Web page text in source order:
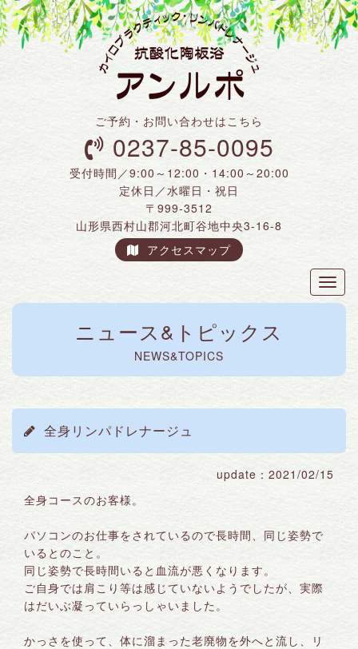
ご予約・お問い合わせはこちら
0237-85-0095
受付時間／9:00～12:00・14:00～20:00
定休日／水曜日・祝日
〒999-3512
山形県西村山郡河北町谷地中央3-16-8
アクセスマップ
ニュース&トピックス
NEWS&TOPICS
全身リンパドレナージュ
update：2021/02/15
全身コースのお客様。
パソコンのお仕事をされているので長時間、同じ姿勢で
いるとのこと。
同じ姿勢で長時間いると血流が悪くなります。
ご自身では肩こり等は感じていないようでしたが、実際
はだいぶ凝っていらっしゃいました。
かっさを使って、体に溜まった老廃物を外へと流し、リ